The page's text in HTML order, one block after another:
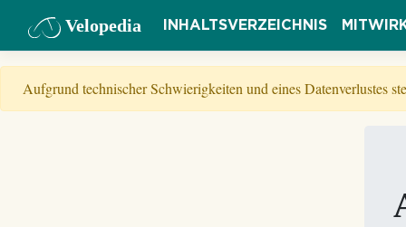
Velopedia INHALTSVERZEICHNIS
Aufgrund technischer Schwierigkeiten und eines Datenverlustes